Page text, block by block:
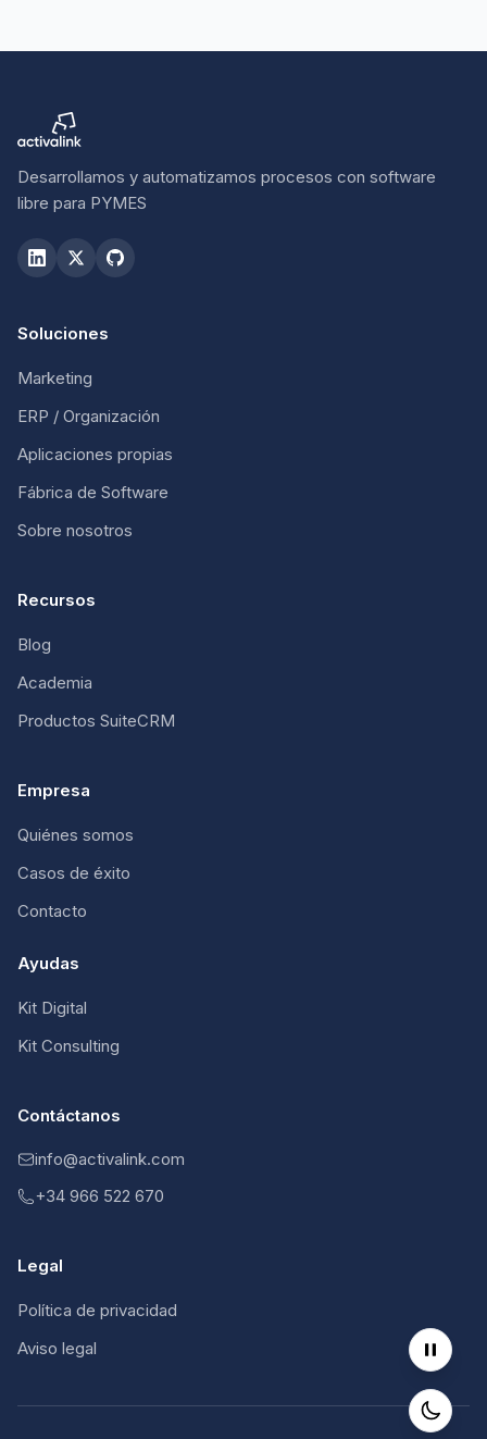
Desarrollamos y automatizamos procesos con software
libre para PYMES
Soluciones
Marketing
ERP / Organización
Aplicaciones propias
Fábrica de Software
Sobre nosotros
Recursos
Blog
Academia
Productos SuiteCRM
Empresa
Quiénes somos
Casos de éxito
Contacto
Ayudas
Kit Digital
Kit Consulting
Contáctanos
info@activalink.com
+34 966 522 670
Legal
Política de privacidad
Aviso legal